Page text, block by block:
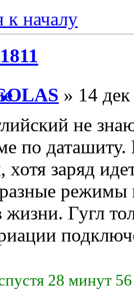
к началу
» 14
не
по даташиту.
хотя заряд
режимы
жизни. Гугл
28 минут